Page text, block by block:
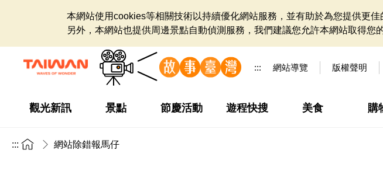
本網站使用cookies等相關技術以持續優化網站服務，並有助於為您提供更
另外，本網站也提供周邊景點自動偵測服務，我們建議您允許本網站取得您
::: 網站導覽 版權聲明
觀光新訊 景點 節慶活動 遊程快搜 美食 購
::: 網站除錯報馬仔